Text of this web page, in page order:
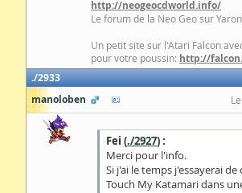
http://neogeocdworld.info/
Le forum de la Neo Geo sur
Un petit site sur l'Atari Falcon
pour votre poussin: http://
2933
manoloben
Fei (./2927) :
Merci pour l'info.
Si j'ai le temps j'essayerai
Touch My Katamari dans